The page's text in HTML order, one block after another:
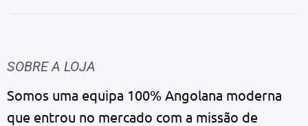
SOBRE A LOJA
Somos uma equipa 100% Angolana moderna
que entrou no mercado com a missão de